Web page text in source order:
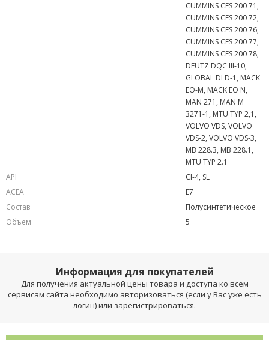
CUMMINS CES 200 71,
CUMMINS CES 200 72,
CUMMINS CES 200 76,
CUMMINS CES 200 77,
CUMMINS CES 200 78,
DEUTZ DQC III-10,
GLOBAL DLD-1, MACK
EO-M, MACK EO N,
MAN 271, MAN M
3271-1, MTU TYP 2,1,
VOLVO VDS, VOLVO
VDS-2, VOLVO VDS-3,
MB 228.3, MB 228.1,
MTU TYP 2.1
API
CI-4, SL
ACEA
E7
Состав
Полусинтетическое
Объем
5
Информация для покупателей
Для получения актуальной цены товара и доступа ко всем
сервисам сайта необходимо авторизоваться (если у Вас уже есть
логин) или зарегистрироваться.